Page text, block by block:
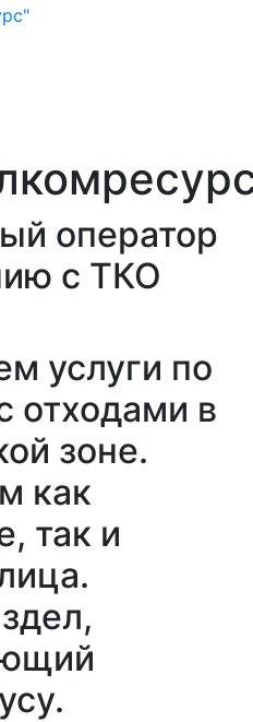
оператор
с ТКО
услуги по
отходами в
зоне.
как
так и